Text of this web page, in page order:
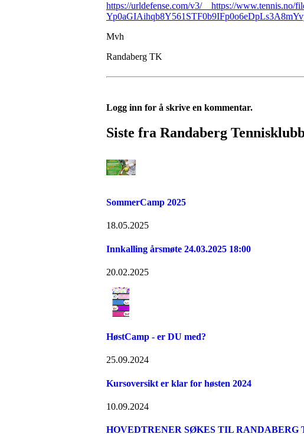
https://urldefense.com/v3/__https://
Mvh
Randaberg TK
Logg inn for å skrive en kommentar.
Siste fra Randaberg
SommerCamp 2025
18.05.2025
Innkalling årsmøte 24.03.2025 18:00
20.02.2025
HøstCamp - er DU med?
25.09.2024
Kursoversikt er klar for høsten 2024
10.09.2024
HOVEDTRENER SØKES TIL RANDABERG